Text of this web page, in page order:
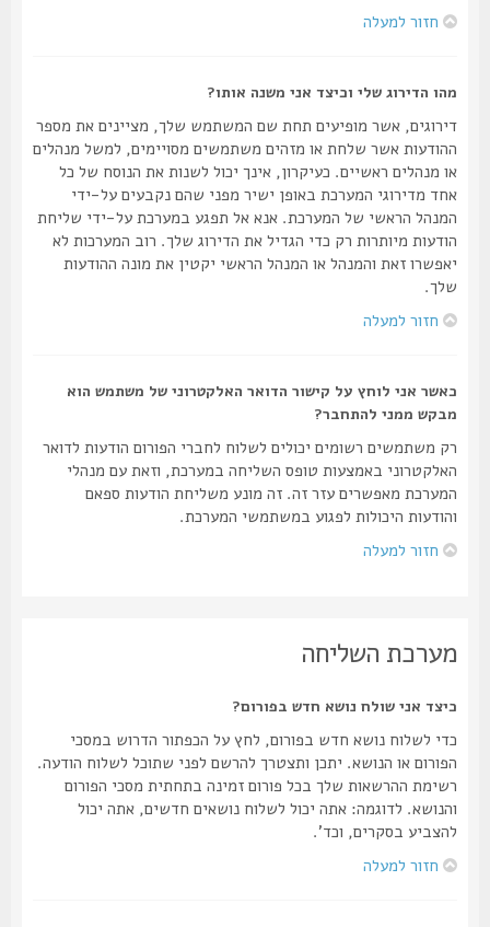
חזור למעלה
מהו הדירוג שלי וכיצד אני משנה אותו?
דירוגים, אשר מופיעים תחת שם המשתמש שלך, מציינים את מספר
ההודעות אשר שלחת או מזהים משתמשים מסויימים, למשל מנהלים
או מנהלים ראשיים. כעיקרון, אינך יכול לשנות את הנוסח של כל
אחד מדירוגי המערכת באופן ישיר מפני שהם נקבעים על-ידי
המנהל הראשי של המערכת. אנא אל תפגע במערכת על-ידי שליחת
הודעות מיותרות רק כדי הגדיל את הדירוג שלך. רוב המערכות לא
יאפשרו זאת והמנהל או המנהל הראשי יקטין את מונה ההודעות
חזור למעלה
כאשר אני לוחץ על קישור הדואר האלקטרוני של משתמש הוא
מבקש ממני להתחבר?
רק משתמשים רשומים יכולים לשלוח לחברי הפורום הודעות לדואר
האלקטרוני באמצעות טופס השליחה במערכת, וזאת עם מנהלי
המערכת מאפשרים עזר זה. זה מונע משליחת הודעות ספאם
והודעות היכולות לפגוע במשתמשי המערכת.
חזור למעלה
מערכת השליחה
כיצד אני שולח נושא חדש בפורום?
כדי לשלוח נושא חדש בפורום, לחץ על הכפתור הדרוש במסכי
הפורום או הנושא. יתכן ותצטרך להרשם לפני שתוכל לשלוח הודעה.
רשימת ההרשאות שלך בכל פורום זמינה בתחתית מסכי הפורום
והנושא. לדוגמה: אתה יכול לשלוח נושאים חדשים, אתה יכול
להצביע בסקרים, וכד'.
חזור למעלה